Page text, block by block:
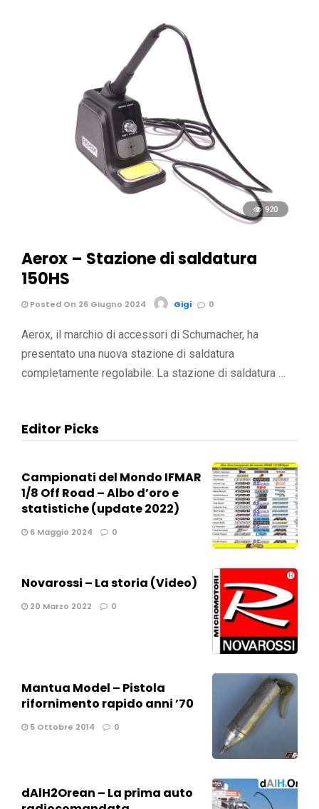
920
Aerox – Stazione di saldatura
150HS
Posted On 26 Giugno 2024 Gigi 0
Aerox, il marchio di accessori di Schumacher, ha
presentato una nuova stazione di saldatura
completamente regolabile. La stazione di saldatura …
Editor Picks
Campionati del Mondo IFMAR
1/8 Off Road – Albo d’oro e
statistiche (update 2022)
6 Maggio 2024 0
Novarossi – La storia (Video)
20 Marzo 2022 0
Mantua Model – Pistola
rifornimento rapido anni ’70
5 Ottobre 2014 0
dAlH2Orean – La prima auto